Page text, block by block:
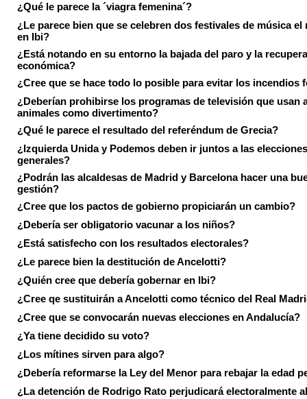
¿Qué le parece la ´viagra femenina´?
¿Le parece bien que se celebren dos festivales de música el
en Ibi?
¿Está notando en su entorno la bajada del paro y la
económica?
¿Cree que se hace todo lo posible para evitar los incendios
¿Deberían prohibirse los programas de televisión que usan
animales como divertimento?
¿Qué le parece el resultado del referéndum de Grecia?
¿Izquierda Unida y Podemos deben ir juntos a las elecciones
generales?
¿Podrán las alcaldesas de Madrid y Barcelona hacer una
gestión?
¿Cree que los pactos de gobierno propiciarán un cambio?
¿Debería ser obligatorio vacunar a los niños?
¿Está satisfecho con los resultados electorales?
¿Le parece bien la destitución de Ancelotti?
¿Quién cree que debería gobernar en Ibi?
¿Cree qe sustituirán a Ancelotti como técnico del Real
¿Cree que se convocarán nuevas elecciones en Andalucía?
¿Ya tiene decidido su voto?
¿Los mítines sirven para algo?
¿Debería reformarse la Ley del Menor para rebajar la edad
¿La detención de Rodrigo Rato perjudicará electoralmente